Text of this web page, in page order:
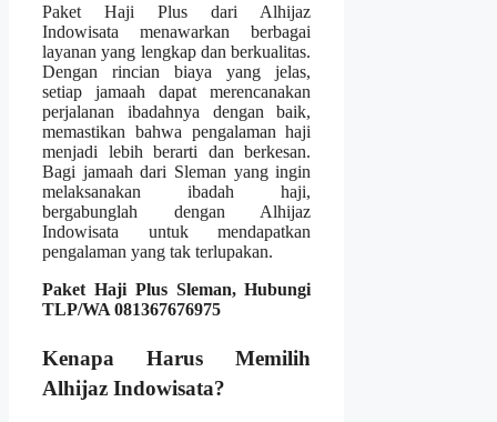
Paket Haji Plus dari Alhijaz
Indowisata menawarkan berbagai
layanan yang lengkap dan berkualitas.
Dengan rincian biaya yang jelas,
setiap jamaah dapat merencanakan
perjalanan ibadahnya dengan baik,
memastikan bahwa pengalaman haji
menjadi lebih berarti dan berkesan.
Bagi jamaah dari Sleman yang ingin
melaksanakan ibadah haji,
bergabunglah dengan Alhijaz
Indowisata untuk mendapatkan
pengalaman yang tak terlupakan.
Paket Haji Plus Sleman, Hubungi
TLP/WA 081367676975
Kenapa Harus Memilih
Alhijaz Indowisata?